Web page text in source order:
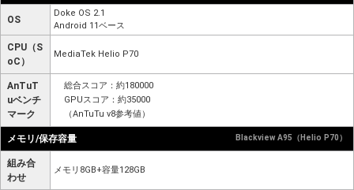
OS
Doke OS 2.1
Android 11ベース
CPU（S
oC）
MediaTek Helio P70
AnTuT
uベンチ
マーク
総合スコア：約180000
GPUスコア：約35000
（AnTuTu v8参考値）
メモリ/保存容量 Blackview A95（Helio P70）
組み合
わせ
メモリ8GB+容量128GB